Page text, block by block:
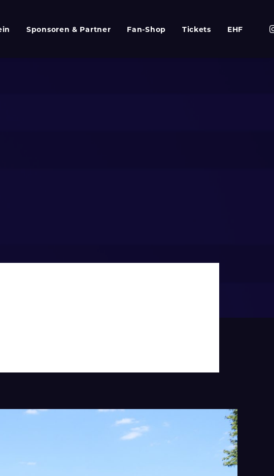
Sponsoren & Partner Fan-Shop Tickets EHF